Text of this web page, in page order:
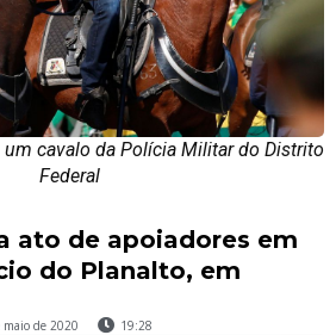
cavalo da Polícia Militar do Distrito
Federal
ato de apoiadores em
do Planalto, em
maio de 2020 19:28